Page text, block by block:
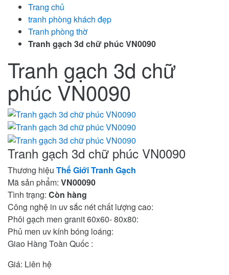
Trang chủ
tranh phòng khách đẹp
Tranh phòng thờ
Tranh gạch 3d chữ phúc VN0090
Tranh gạch 3d chữ
phúc VN0090
Tranh gạch 3d chữ phúc VN0090
Thương hiệu Thế Giới Tranh Gạch
Mã sản phẩm: VN00090
Tình trạng: Còn hàng
Công nghệ in uv sắc nét chất lượng cao:
Phôi gạch men granit 60x60- 80x80:
Phủ men uv kính bóng loáng:
Giao Hàng Toàn Quốc :
Giá: Liên hệ